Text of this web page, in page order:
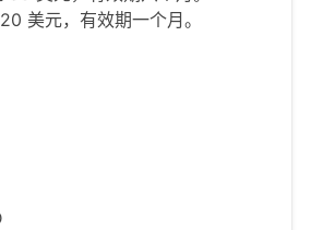
美元，有效期一个月。